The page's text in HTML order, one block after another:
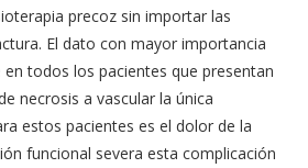
precoz sin importar las
El dato con mayor importancia
todos los pacientes que presentan
necrosis a vascular la única
estos pacientes es el dolor de la
funcional severa esta complicación